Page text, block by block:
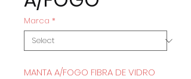
Marca *
MANTA A/FOGO FIBRA DE VIDRO